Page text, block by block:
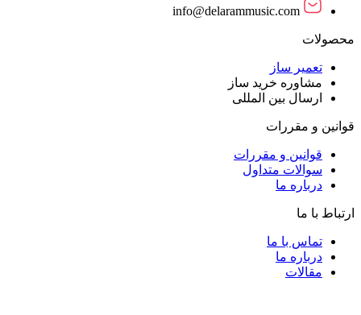
info@delarammusic.com
محصولات
تعمیر ساز
مشاوره خرید ساز
ارسال بین المللی
قوانین و مقررات
قوانین و مقررات
سوالات متداول
درباره ما
ارتباط با ما
تماس با ما
درباره ما
مقالات